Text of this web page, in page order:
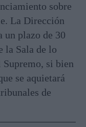
sobre
La Dirección
un plazo de 30
la Sala de lo
si bien
se aquietará
de